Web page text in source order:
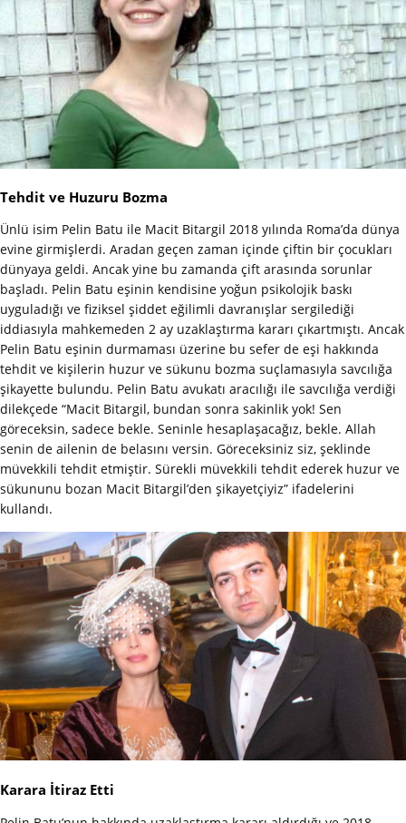
Tehdit ve Huzuru Bozma
Ünlü isim Pelin Batu ile Macit Bitargil 2018 yılında Roma’da dünya
evine girmişlerdi. Aradan geçen zaman içinde çiftin bir çocukları
dünyaya geldi. Ancak yine bu zamanda çift arasında sorunlar
başladı. Pelin Batu eşinin kendisine yoğun psikolojik baskı
uyguladığı ve fiziksel şiddet eğilimli davranışlar sergilediği
iddiasıyla mahkemeden 2 ay uzaklaştırma kararı çıkartmıştı. Ancak
Pelin Batu eşinin durmaması üzerine bu sefer de eşi hakkında
tehdit ve kişilerin huzur ve sükunu bozma suçlamasıyla savcılığa
şikayette bulundu. Pelin Batu avukatı aracılığı ile savcılığa verdiği
dilekçede “Macit Bitargil, bundan sonra sakinlik yok! Sen
göreceksin, sadece bekle. Seninle hesaplaşacağız, bekle. Allah
senin de ailenin de belasını versin. Göreceksiniz siz, şeklinde
müvekkili tehdit etmiştir. Sürekli müvekkili tehdit ederek huzur ve
sükununu bozan Macit Bitargil’den şikayetçiyiz” ifadelerini
kullandı.
Karara İtiraz Etti